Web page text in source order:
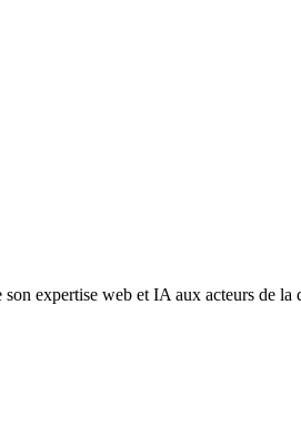
expertise web et IA aux acteurs de la